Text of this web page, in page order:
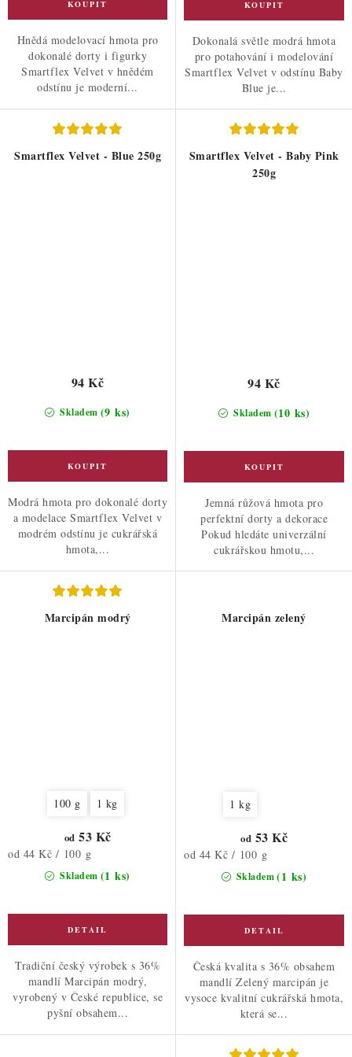
Hnědá modelovací hmota pro
dokonalé dorty i figurky
Smartflex Velvet v hnědém
odstínu je moderní...
Dokonalá světle modrá hmota
pro potahování i modelování
Smartflex Velvet v odstínu Baby
Blue je...
Smartflex Velvet - Blue 250g
Skladem (9 ks)
94 Kč
Modrá hmota pro dokonalé dorty
a modelace Smartflex Velvet v
modrém odstínu je cukrářská
hmota,...
Smartflex Velvet - Baby Pink
250g
Skladem (10 ks)
94 Kč
Jemná růžová hmota pro
perfektní dorty a dekorace
Pokud hledáte univerzální
cukrářskou hmotu,...
Marcipán modrý
100 g 1 kg
Skladem (1 ks)
od 53 Kč
Měrná
od 44 Kč / 100 g
Tradiční český výrobek s 36%
mandlí Marcipán modrý,
vyrobený v České republice, se
pyšní obsahem...
Marcipán zelený
1 kg
Skladem(1 ks)
od 53 Kč
Měrná
od 44 Kč / 100 g
Česká kvalita s 36% obsahem
mandlí Zelený marcipán je
vysoce kvalitní cukrářská hmota,
která se...